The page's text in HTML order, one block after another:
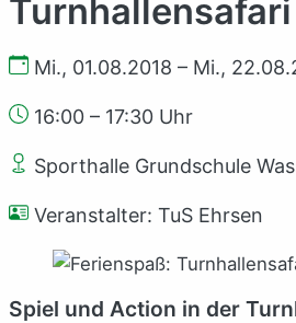
Turnhallensafari
Mi., 01.08.2018 – Mi.,
16:00 – 17:30 Uhr
Sporthalle Grundschule
Veranstalter: TuS Ehrsen
Spiel und Action in der